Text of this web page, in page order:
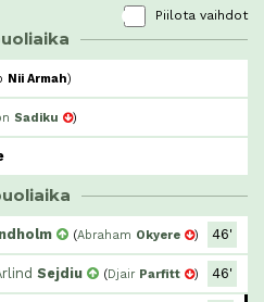
Piilota vaihdot
Nii Armah)
Sadiku )
(Abraham Okyere ) 46'
Sejdiu (Djair Parfitt ) 46'